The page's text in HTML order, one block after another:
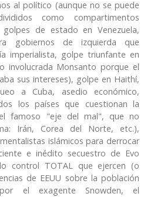
al político (aunque no se puede
como compartimentos
de estado en Venezuela,
gobiernos de izquierda que
imperialista, golpe triunfante en
involucrada Monsanto porque el
sus intereses), golpe en Haithí,
a Cuba, asedio económico,
los países que cuestionan la
famoso "eje del mal", que no
Irán, Corea del Norte, etc.),
islámicos para derrocar
e inédito secuestro de Evo
control TOTAL que ejercen (o
de EEUU sobre la población
el exagente Snowden, el